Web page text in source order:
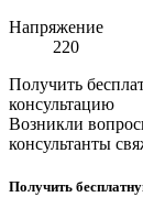
Напряжение
220
Получить
консультацию
Возникли
консультанты
Получить